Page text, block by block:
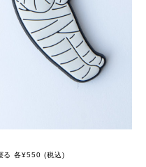
る 各¥550 (税込)